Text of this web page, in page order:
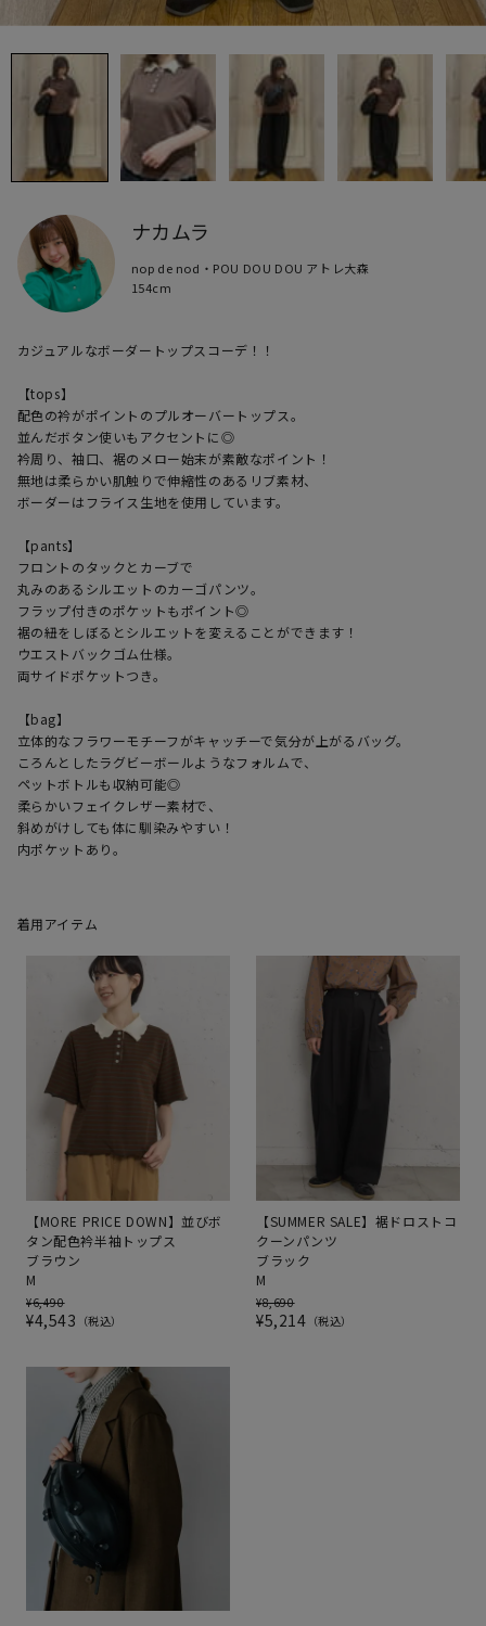
ナカムラ
nop de nod・POU DOU DOU アトレ大森
154cm
カジュアルなボーダートップスコーデ！！
【tops】
配色の衿がポイントのプルオーバートップス。
並んだボタン使いもアクセントに◎
衿周り、袖口、裾のメロー始末が素敵なポイント！
無地は柔らかい肌触りで伸縮性のあるリブ素材、
ボーダーはフライス生地を使用しています。
【pants】
フロントのタックとカーブで
丸みのあるシルエットのカーゴパンツ。
フラップ付きのポケットもポイント◎
裾の紐をしぼるとシルエットを変えることができます！
ウエストバックゴム仕様。
両サイドポケットつき。
【bag】
立体的なフラワーモチーフがキャッチーで気分が上がるバッグ。
ころんとしたラグビーボールようなフォルムで、
ペットボトルも収納可能◎
柔らかいフェイクレザー素材で、
斜めがけしても体に馴染みやすい！
着用アイテム
【MORE PRICE DOWN】並びボ
タン配色衿半袖トップス
ブラウン
M
¥6,490
¥4,543 税込
【SUMMER SALE】裾ドロストコ
クーンパンツ
ブラック
M
¥8,690
¥5,214 税込